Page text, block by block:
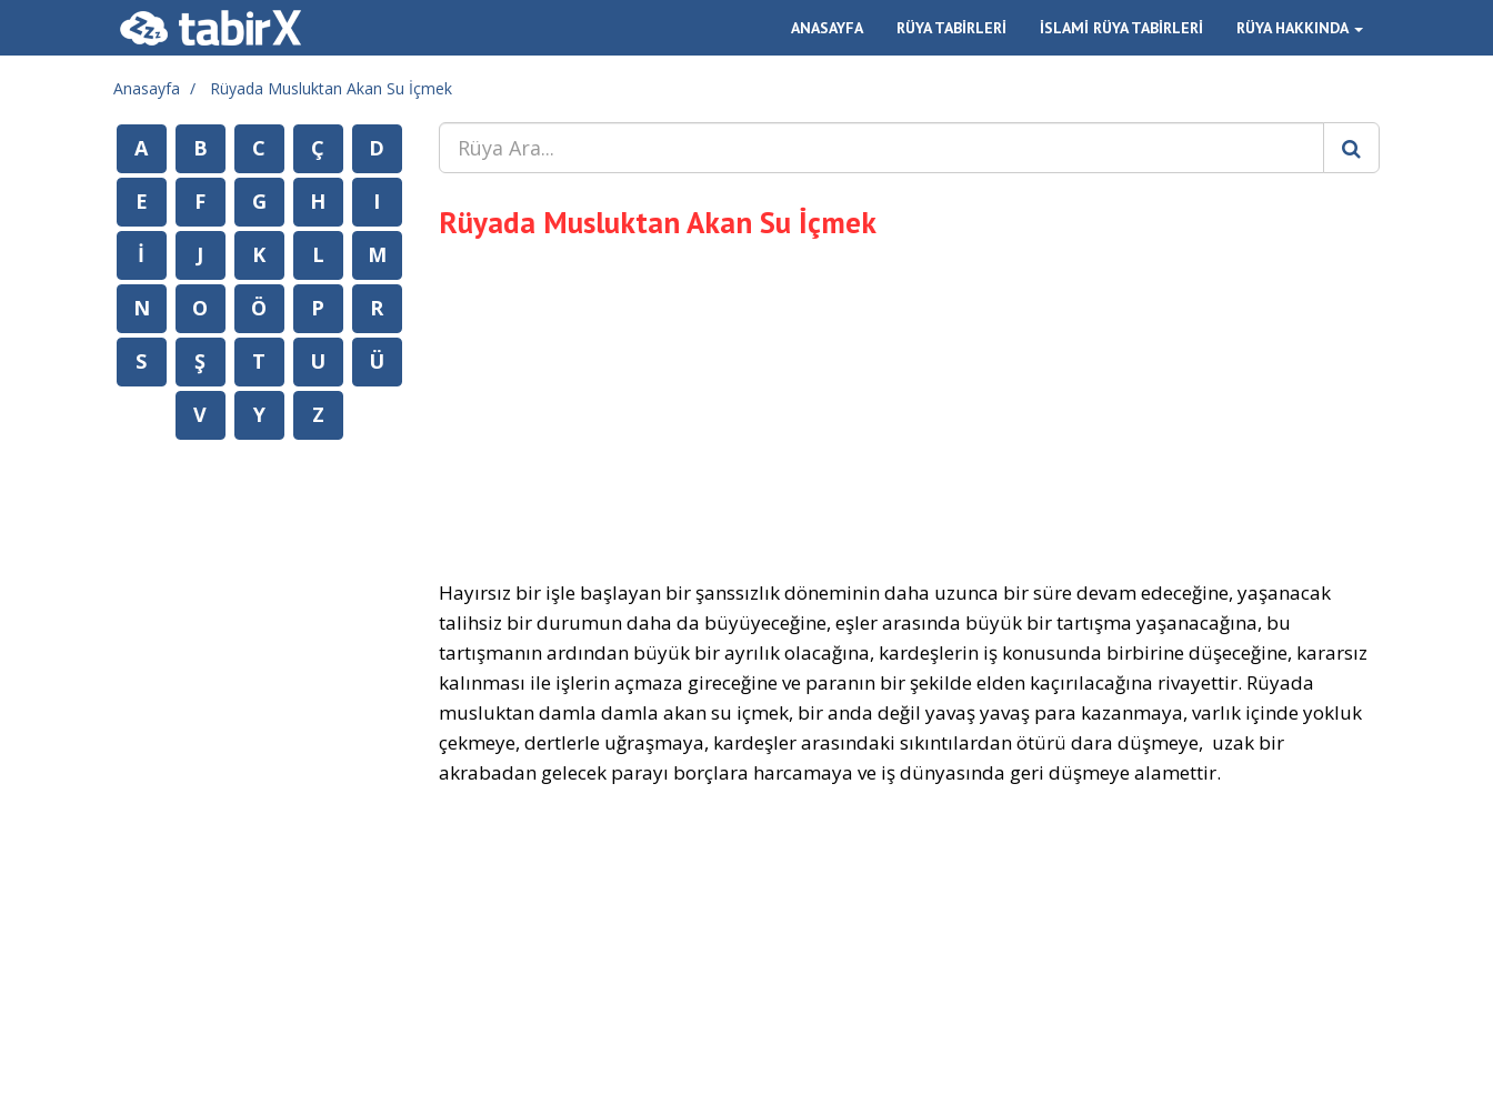
ANASAYFA RÜYA TABİRLERİ İSLAMİ RÜYA TABİRLERİ RÜYA HAKKINDA
Anasayfa Rüyada Musluktan Akan Su İçmek
Rüyada Musluktan Akan Su İçmek
Hayırsız bir işle başlayan bir şanssızlık döneminin daha uzunca bir süre devam edeceğine, yaşanacak
talihsiz bir durumun daha da büyüyeceğine, eşler arasında büyük bir tartışma yaşanacağına, bu
tartışmanın ardından büyük bir ayrılık olacağına, kardeşlerin iş konusunda birbirine düşeceğine, kararsız
kalınması ile işlerin açmaza gireceğine ve paranın bir şekilde elden kaçırılacağına rivayettir. Rüyada
musluktan damla damla akan su içmek, bir anda değil yavaş yavaş para kazanmaya, varlık içinde yokluk
çekmeye, dertlerle uğraşmaya, kardeşler arasındaki sıkıntılardan ötürü dara düşmeye, uzak bir
akrabadan gelecek parayı borçlara harcamaya ve iş dünyasında geri düşmeye alamettir.
A B C Ç
D
E
F G H
I
İ
J K L
M
N
O Ö P
R
S
Ş T U
Ü
V
Y Z